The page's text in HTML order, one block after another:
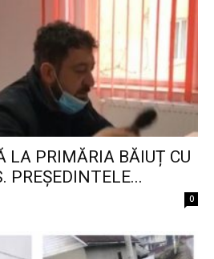
LA PRIMĂRIA BĂIUȚ CU
PREȘEDINTELE...
0